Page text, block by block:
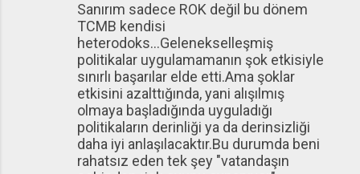
Sanırım sadece ROK değil bu dönem
TCMB kendisi
heterodoks...Gelenekselleşmiş
politikalar uygulamamanın şok etkisiyle
sınırlı başarılar elde etti.Ama şoklar
etkisini azalttığında, yani alışılmış
olmaya başladığında uyguladığı
politikaların derinliği ya da derinsizliği
daha iyi anlaşılacaktır.Bu durumda beni
rahatsız eden tek şey "vatandaşın